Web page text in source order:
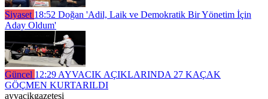
Siyaset 18:52 Doğan 'Adil, Laik ve Demokratik Bir Yönetim İçin
Aday Oldum'
Güncel 12:29 AYVACIK AÇIKLARINDA 27 KAÇAK
GÖÇMEN KURTARILDI
ayvacikgazetesi